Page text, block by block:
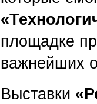
площадке
важнейших
Выставки